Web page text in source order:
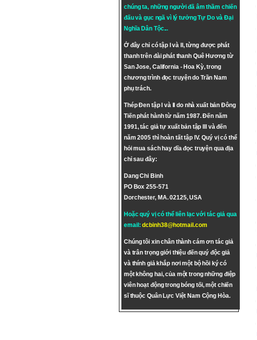
chúng ta, những người đã âm thầm chiến
đấu và gục ngã vì lý tưởngTự DovàĐại
Nghĩa Dân Tộc...
Ở đây chỉ có tập I và II, từng được phát
thanh trên đài phát thanh Quê Hương từ
San Jose, California - Hoa Kỳ, trong
chương trình đọc truyện do Trần Nam
phụ trách.
Thép Đen tập I và II do nhà xuất bản Đông
Tiến phát hành từ năm 1987. Đến năm
1991, tác giả tự xuất bản tập III và đến
năm 2005 thì hoàn tất tập IV. Quý vị có thể
hỏi mua sách hay dĩa đọc truyện qua địa
chỉ sau đây:
Dang Chi Binh
PO Box 255-571
Dorchester, MA. 02125, USA
Hoặc quý vị có thể liên lạc với tác giả qua
email:dcbinh38@hotmail.com
Chúng tôi xin chân thành cám ơn tác giả
và trân trọng giới thiệu đến quý độc giả
và thính giả khắp nơi một bộ hồi ký có
một không hai, của một trong những điệp
viên hoạt động trong bóng tối, một chiến
sĩ thuộc Quân Lực Việt Nam Cộng Hòa.